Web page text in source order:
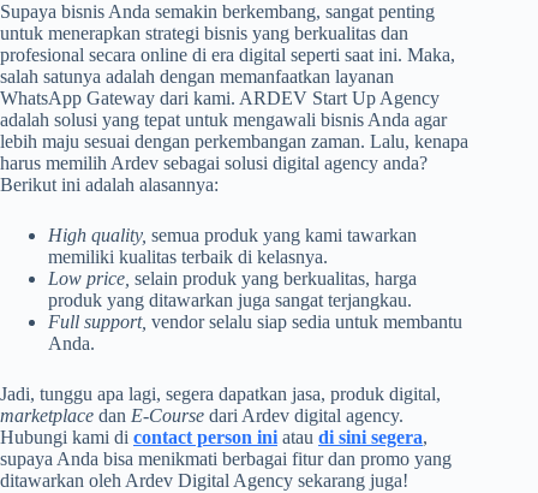
Supaya bisnis Anda semakin berkembang, sangat penting
untuk menerapkan strategi bisnis yang berkualitas dan
profesional secara online di era digital seperti saat ini. Maka,
salah satunya adalah dengan memanfaatkan layanan
WhatsApp Gateway dari kami. ARDEV Start Up Agency
adalah solusi yang tepat untuk mengawali bisnis Anda agar
lebih maju sesuai dengan perkembangan zaman. Lalu, kenapa
harus memilih Ardev sebagai solusi digital agency anda?
Berikut ini adalah alasannya:
High quality, semua produk yang kami tawarkan
memiliki kualitas terbaik di kelasnya.
Low price, selain produk yang berkualitas, harga
produk yang ditawarkan juga sangat terjangkau.
Full support, vendor selalu siap sedia untuk membantu
Anda.
Jadi, tunggu apa lagi, segera dapatkan jasa, produk digital,
marketplace dan E-Course dari Ardev digital agency.
Hubungi kami di contact person ini atau di sini segera,
supaya Anda bisa menikmati berbagai fitur dan promo yang
ditawarkan oleh Ardev Digital Agency sekarang juga!